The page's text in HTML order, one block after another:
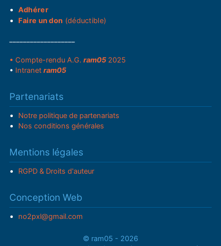
Adhérer
Faire un don (déductible)
• Compte-rendu A.G.ram05 2025
• Intranetram05
Partenariats
Notre politique de partenariats
Nos conditions générales
Mentions légales
RGPD & Droits d'auteur
Conception Web
no2pxl@gmail.com
© ram05 - 2026